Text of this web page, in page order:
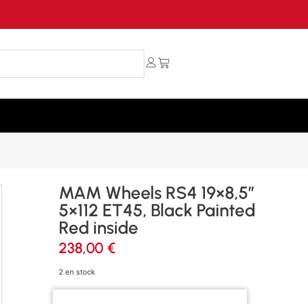
MAM Wheels RS4 19×8,5″
5×112 ET45, Black Painted
Red inside
238,00 €
2 en stock